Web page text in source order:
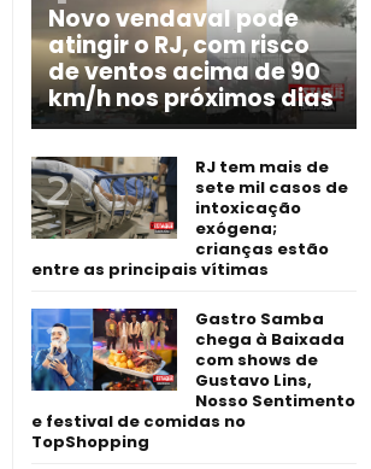
Novo vendaval pode
atingir o RJ, com risco
de ventos acima de 90
km/h nos próximos dias
RJ tem mais de
sete mil casos de
intoxicação
exógena;
crianças estão
entre as principais vítimas
Gastro Samba
chega à Baixada
com shows de
Gustavo Lins,
Nosso Sentimento
e festival de comidas no
TopShopping